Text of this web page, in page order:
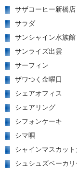
サザコーヒー新橋店
サラダ
サンシャイン水族館
サンライズ出雲
サーフィン
ザワつく金曜日
シェアオフィス
シェアリング
シフォンケーキ
シマ唄
シャインマスカッ
シュシュズベーカリ